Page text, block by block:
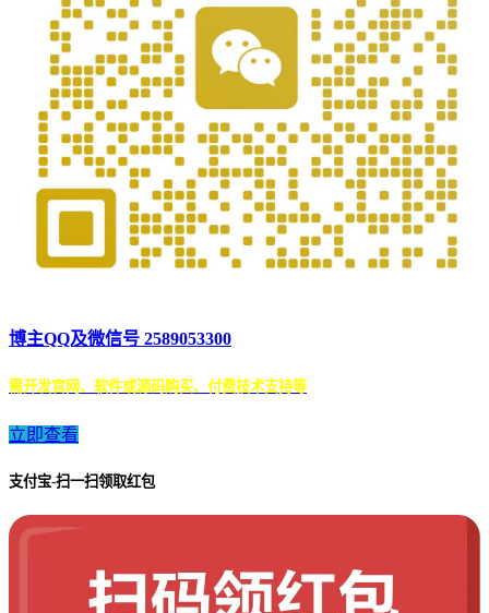
博主QQ及微信号 2589053300
需开发官网、软件或源码购买、付费技术支持等
立即查看
支付宝-扫一扫领取红包